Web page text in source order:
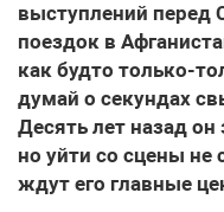
выступлений перед
поездок в
как будто только-
думай о секундах
Десять лет назад
но уйти со сцены не
ждут его главные